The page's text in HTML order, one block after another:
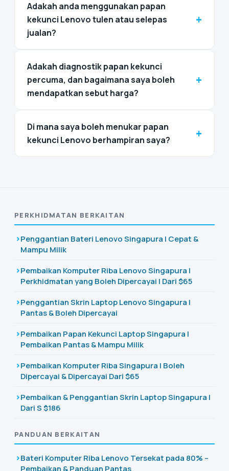
Adakah anda menggunakan papan
kekunci Lenovo tulen atau selepas
jualan?
+
Adakah diagnostik papan kekunci
percuma, dan bagaimana saya boleh
mendapatkan sebut harga?
+
Di mana saya boleh menukar papan
kekunci Lenovo berhampiran saya?
+
PERKHIDMATAN BERKAITAN
Penggantian Bateri Lenovo Singapura | Cepat &
Mampu Milik
Pembaikan Komputer Riba Lenovo Singapura |
Perkhidmatan yang Boleh Dipercayai | Dari $65
Penggantian Skrin Laptop Lenovo Singapura |
Pantas & Boleh Dipercayai
Pembaikan Papan Kekunci Laptop Singapura |
Pembaikan Pantas & Mampu Milik
Pembaikan Komputer Riba Singapura | Boleh
Dipercayai & Dipercayai Dari $65
Pembaikan & Penggantian Skrin Laptop Singapura |
Dari S $186
PANDUAN BERKAITAN
Bateri Komputer Riba Lenovo Tersekat pada 80% –
Pembaikan & Panduan Pantas